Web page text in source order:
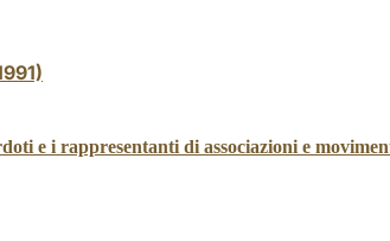
e i rappresentanti di associazioni e